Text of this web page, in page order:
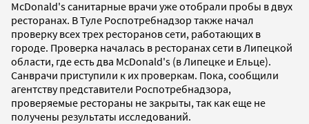
McDonald's санитарные врачи уже отобрали пробы в двух
ресторанах. В Туле Роспотребнадзор также начал
проверку всех трех ресторанов сети, работающих в
городе. Проверка началась в ресторанах сети в Липецкой
области, где есть два McDonald's (в Липецке и Ельце).
Санврачи приступили к их проверкам. Пока, сообщили
агентству представители Роспотребнадзора,
проверяемые рестораны не закрыты, так как еще не
получены результаты исследований.